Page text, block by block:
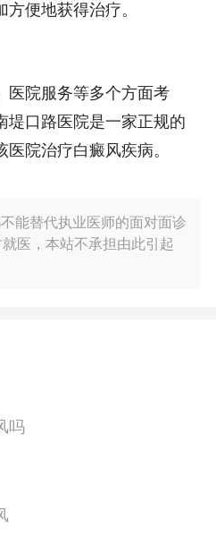
便地获得治疗。
医院服务等多个方面考
堤口路医院是一家正规的
院治疗白癜风疾病。
能替代执业医师的面对面诊
医，本站不承担由此引起
吗